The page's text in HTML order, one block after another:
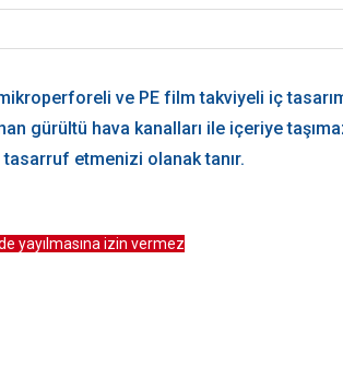
ve PE film takviyeli iç
gürültü hava kanalları ile içeriye
etmenizi olanak tanır.
yayılmasına izin vermez